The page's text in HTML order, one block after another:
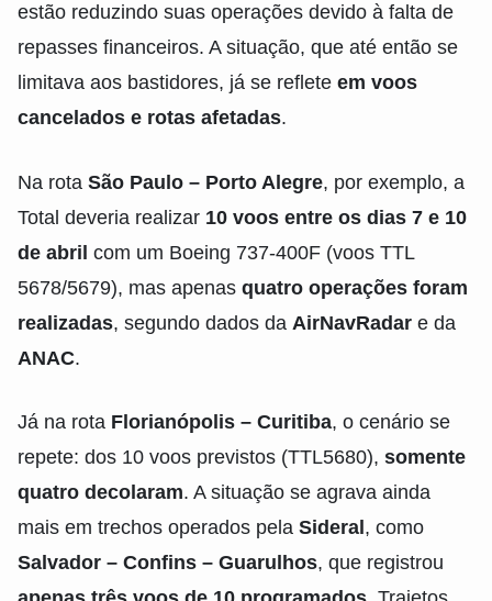
estão reduzindo suas operações devido à falta de
repasses financeiros. A situação, que até então se
limitava aos bastidores, já se reflete em voos
cancelados e rotas afetadas.
Na rota São Paulo – Porto Alegre, por exemplo, a
Total deveria realizar 10 voos entre os dias 7 e 10
de abril com um Boeing 737-400F (voos TTL
5678/5679), mas apenas quatro operações foram
realizadas, segundo dados da AirNavRadar e da
ANAC.
Já na rota Florianópolis – Curitiba, o cenário se
repete: dos 10 voos previstos (TTL5680), somente
quatro decolaram. A situação se agrava ainda
mais em trechos operados pela Sideral, como
Salvador – Confins – Guarulhos, que registrou